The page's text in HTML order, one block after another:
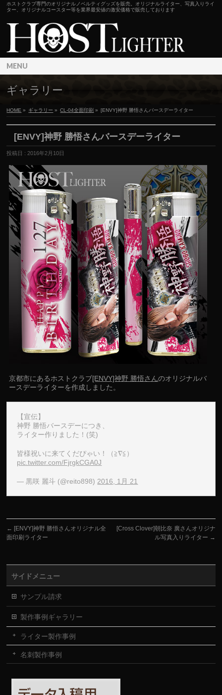
ホストクラブ専門のオリジナルノベルティグッズを販売。オリジナルライター、写真入りライ
ター、オリジナルコースター等を業界最安値の激安価格で販売しております
MENU
ギャラリー
HOME » ギャラリー » CL-04全面印刷 » [ENVY]神野 勝悟さんバースデーライター
[ENVY]神野 勝悟さんバースデーライター
投稿日 : 2016年2月10日
京都市にあるホストクラブ[ENVY]神野 勝悟さんのオリジナルバ
ースデーライターを作成しました。
【宣伝】
神野 勝悟バースデーにつき、
ライター作りました！(笑)
皆様祝いに来てくだぴゃい！（≧∇≦）
pic.twitter.com/FjrgkCGA0J
— 黒咲 麗斗 (@reito898) 2016, 1月 21
← [ENVY]神野 勝悟さんオリジナル全
面印刷ライター
[Cross Clover]朝比奈 廣さんオリジナ
ル写真入りライター →
サイドメニュー
サンプル請求
製作事例ギャラリー
ライター製作事例
名刺製作事例